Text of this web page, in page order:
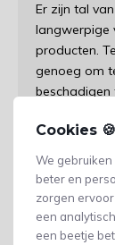
Cookies 🍪
We
beter en
zorgen
een
een beetje
Er zijn tal
langwerpige
producten.
genoeg om
beschadigen
zijn, zoals
Ten tweede
ruimte in
betekent dat
beperkt